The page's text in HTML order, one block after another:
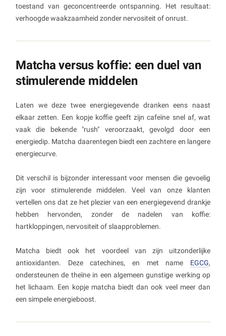
toestand van geconcentreerde ontspanning. Het resultaat:
verhoogde waakzaamheid zonder nervositeit of onrust.
Matcha versus koffie: een duel van
stimulerende middelen
Laten we deze twee energiegevende dranken eens naast
elkaar zetten. Een kopje koffie geeft zijn cafeïne snel af, wat
vaak die bekende "rush" veroorzaakt, gevolgd door een
energiedip. Matcha daarentegen biedt een zachtere en langere
energiecurve.
Dit verschil is bijzonder interessant voor mensen die gevoelig
zijn voor stimulerende middelen. Veel van onze klanten
vertellen ons dat ze het plezier van een energiegevend drankje
hebben hervonden, zonder de nadelen van koffie:
hartkloppingen, nervositeit of slaapproblemen.
Matcha biedt ook het voordeel van zijn uitzonderlijke
antioxidanten. Deze catechines, en met name EGCG,
ondersteunen de theïne in een algemeen gunstige werking op
het lichaam. Een kopje matcha biedt dan ook veel meer dan
een simpele energieboost.